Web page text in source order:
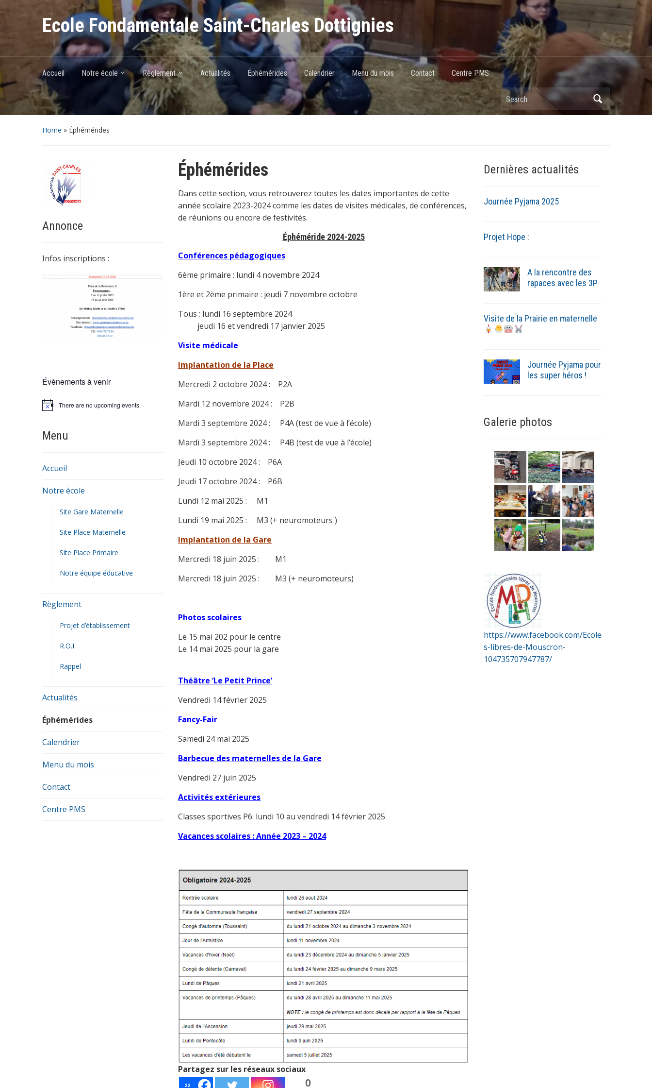
Ecole Fondamentale Saint-Charles Dottignies
Accueil Notre école Règlement Actualités Éphémérides Calendrier Menu du mois Contact Centre PMS
Home » Éphémérides
Annonce
Infos inscriptions :
Évènements à venir
There are no upcoming events.
Menu
Accueil
Notre école
Site Gare Maternelle
Site Place Maternelle
Site Place Primaire
Notre équipe éducative
Règlement
Projet d’établissement
R.O.I
Rappel
Actualités
Éphémérides
Calendrier
Menu du mois
Contact
Centre PMS
Éphémérides
Dans cette section, vous retrouverez toutes les dates importantes de cette
année scolaire 2023-2024 comme les dates de visites médicales, de conférences,
de réunions ou encore de festivités.
Éphéméride2024-2025
Conférences pédagogiques
6ème primaire : lundi 4 novembre 2024
1ère et 2ème primaire : jeudi 7 novembre octobre
Tous : lundi 16 septembre 2024
jeudi 16 et vendredi 17 janvier 2025
Visite médicale
Implantation de la Place
Mercredi 2 octobre 2024 : P2A
Mardi 12 novembre 2024 : P2B
Mardi 3 septembre 2024 : P4A (test de vue à l’école)
Mardi 3 septembre 2024 : P4B (test de vue à l’école)
Jeudi 10 octobre 2024 : P6A
Jeudi 17 octobre 2024 : P6B
Lundi 12 mai 2025 : M1
Lundi 19 mai 2025 : M3 (+ neuromoteurs )
Implantation de la Gare
Mercredi 18 juin 2025 : M1
Mercredi 18 juin 2025 : M3 (+ neuromoteurs)
Photos scolaires
Le 15 mai 202 pour le centre
Le 14 mai 2025 pour la gare
Théâtre ‘Le Petit Prince’
Vendredi 14 février 2025
Fancy-Fair
Samedi 24 mai 2025
Barbecue des maternelles de la Gare
Vendredi 27 juin 2025
Activités extérieures
Classes sportives P6: lundi 10 au vendredi 14 février 2025
Vacances scolaires :Année 2023 – 2024
Partagez sur les réseaux sociaux
22 0
Dernières actualités
Journée Pyjama 2025
Projet Hope :
A la rencontre des
rapaces avec les 3P
Visite de la Prairie en maternelle
Journée Pyjama pour
les super héros !
Galerie photos
https://www.facebook.com/Ecole
s-libres-de-Mouscron-
104735707947787/